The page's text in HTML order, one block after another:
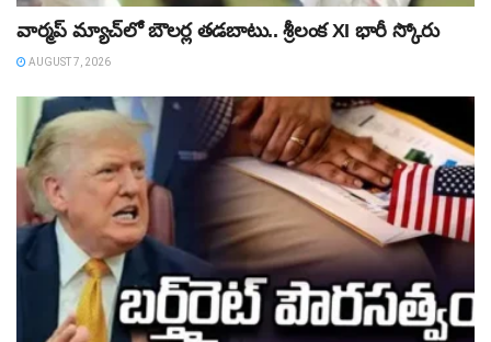
వార్మప్‌ మ్యాచ్‌లో బౌలర్ల తడబాటు.. శ్రీలంక XI భారీ స్కోరు
AUGUST 7, 2026